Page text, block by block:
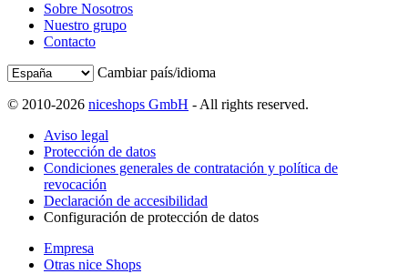
Sobre Nosotros
Nuestro grupo
Contacto
Cambiar país/idioma
© 2010-2026 niceshops GmbH - All rights reserved.
Aviso legal
Protección de datos
Condiciones generales de contratación y política de
revocación
Declaración de accesibilidad
Configuración de protección de datos
Empresa
Otras nice Shops